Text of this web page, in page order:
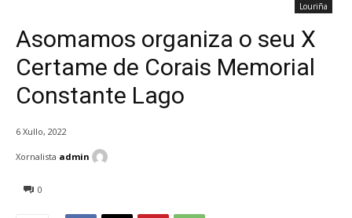
Louriña
Asomamos organiza o seu X
Certame de Corais Memorial
Constante Lago
6 Xullo, 2022
0
Xornalista admin